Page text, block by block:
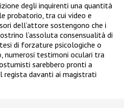
degli inquirenti una quantità
probatorio, tra cui video e
dell’attore sostengono che i
l’assoluta consensualità di
di forzature psicologiche o
numerosi testimoni oculari tra
sarebbero pronti a
regista davanti ai magistrati